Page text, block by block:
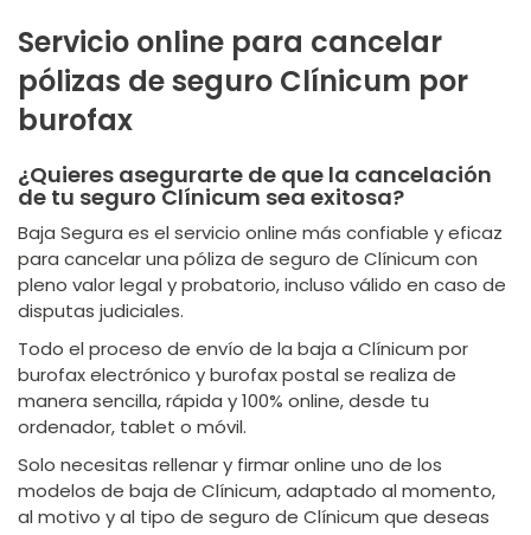
Servicio online para cancelar
pólizas de seguro Clínicum por
burofax
¿Quieres asegurarte de que la cancelación
de tu seguro Clínicum sea exitosa?
Baja Segura es el servicio online más confiable y eficaz
para cancelar una póliza de seguro de Clínicum con
pleno valor legal y probatorio, incluso válido en caso de
disputas judiciales.
Todo el proceso de envío de la baja a Clínicum por
burofax electrónico y burofax postal se realiza de
manera sencilla, rápida y 100% online, desde tu
ordenador, tablet o móvil.
Solo necesitas rellenar y firmar online uno de los
modelos de baja de Clínicum, adaptado al momento,
al motivo y al tipo de seguro de Clínicum que deseas